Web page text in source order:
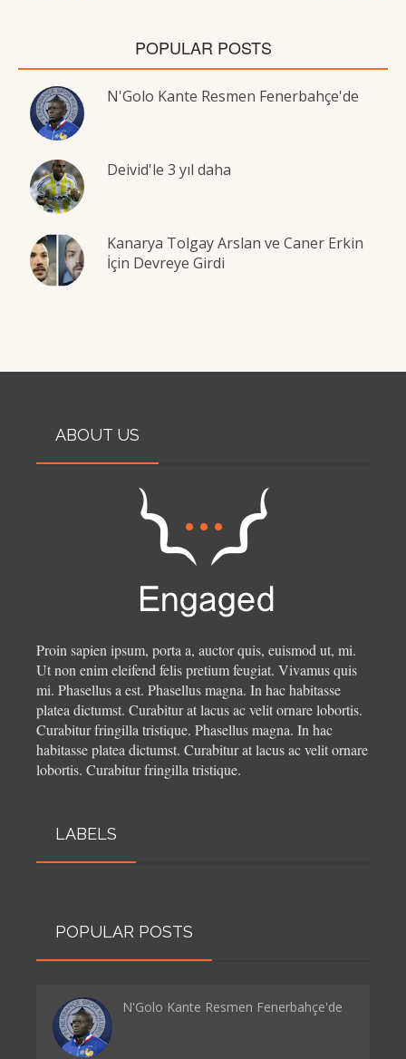
POPULAR POSTS
N'Golo Kante Resmen Fenerbahçe'de
Deivid'le 3 yıl daha
Kanarya Tolgay Arslan ve Caner Erkin
İçin Devreye Girdi
ABOUT US
Proin sapien ipsum, porta a, auctor quis, euismod ut, mi.
Ut non enim eleifend felis pretium feugiat. Vivamus quis
mi. Phasellus a est. Phasellus magna. In hac habitasse
platea dictumst. Curabitur at lacus ac velit ornare lobortis.
Curabitur fringilla tristique. Phasellus magna. In hac
habitasse platea dictumst. Curabitur at lacus ac velit ornare
lobortis. Curabitur fringilla tristique.
LABELS
POPULAR POSTS
N'Golo Kante Resmen Fenerbahçe'de